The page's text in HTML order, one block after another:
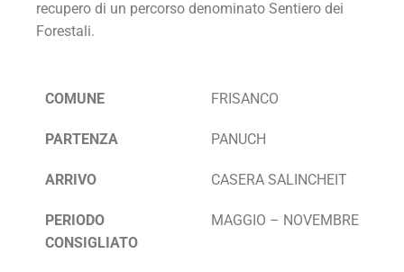
recupero di un percorso denominato Sentiero dei
Forestali.
COMUNE FRISANCO
PARTENZA PANUCH
ARRIVO CASERA SALINCHEIT
PERIODO
CONSIGLIATO
MAGGIO – NOVEMBRE